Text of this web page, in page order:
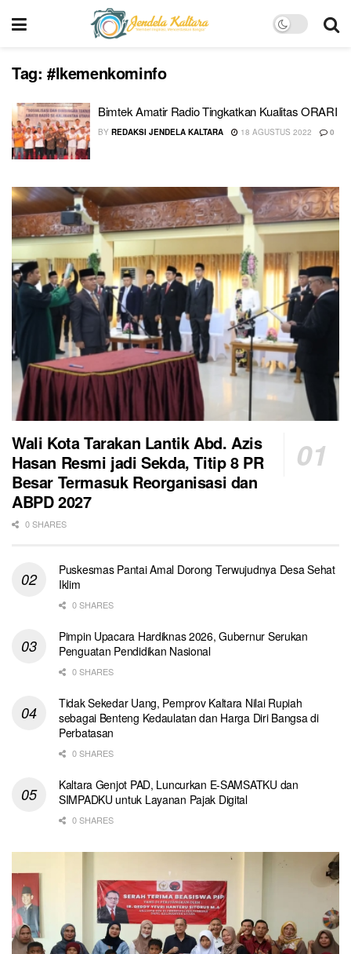
Tag: #lkemenkominfo
Bimtek Amatir Radio Tingkatkan Kualitas ORARI
BY REDAKSI JENDELA KALTARA 18 AGUSTUS 2022 0
Wali Kota Tarakan Lantik Abd. Azis
Hasan Resmi jadi Sekda, Titip 8 PR
Besar Termasuk Reorganisasi dan
ABPD 2027
0 SHARES
Puskesmas Pantai Amal Dorong Terwujudnya Desa Sehat
Iklim
0 SHARES
Pimpin Upacara Hardiknas 2026, Gubernur Serukan
Penguatan Pendidikan Nasional
0 SHARES
Tidak Sekedar Uang, Pemprov Kaltara Nilai Rupiah
sebagai Benteng Kedaulatan dan Harga Diri Bangsa di
Perbatasan
0 SHARES
Kaltara Genjot PAD, Luncurkan E-SAMSATKU dan
SIMPADKU untuk Layanan Pajak Digital
0 SHARES